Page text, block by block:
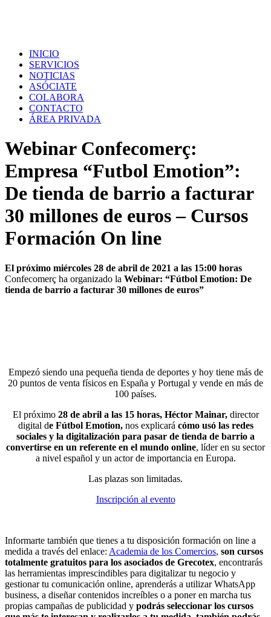
INICIO
SERVICIOS
NOTICIAS
ASÓCIATE
COLABORA
CONTACTO
ÁREA PRIVADA
Webinar Confecomerç:
Empresa “Futbol Emotion”:
De tienda de barrio a facturar
30 millones de euros – Cursos
Formación On line
El próximo miércoles 28 de abril de 2021 a las 15:00 horas
Confecomerç ha organizado la Webinar: “Fútbol Emotion: De
tienda de barrio a facturar 30 millones de euros”
Empezó siendo una pequeña tienda de deportes y hoy tiene más de
20 puntos de venta físicos en España y Portugal y vende en más de
100 países.
El próximo28 de abril a las 15 horas, Héctor Mainar,director
digital de Fútbol Emotion,nos explicará cómo usó las redes
sociales y la digitalización para pasar de tienda de barrio a
convertirse en un referente en el mundo online, líder en su sector
a nivel español y un actor de importancia en Europa.
Las plazas son limitadas.
Inscripción al evento
Informarte también que tienes a tu disposición formación on line a
medida a través del enlace: Academia de los Comercios, son cursos
totalmente gratuitos para los asociados de Grecotex, encontrarás
las herramientas imprescindibles para digitalizar tu negocio y
gestionar tu comunicación online, aprenderás a utilizar WhatsApp
business, a diseñar contenidos increíbles o a poner en marcha tus
propias campañas de publicidad y podrás seleccionar los cursos